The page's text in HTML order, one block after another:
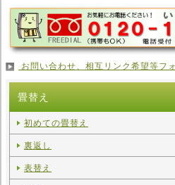
2026.05.01
いたpayキャンペーン
2026.03.06
戸田朝市に出店します！
2026.02.01
いたpayキャンペーン
2025.11.21
戸田市立笹目小学校の生徒が職業体
2024.10.25
お問い合わせ、相互リンク希望等フ
畳替え
初めての畳替え
裏返し
表替え